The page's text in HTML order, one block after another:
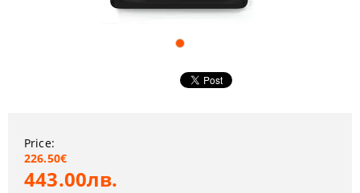
Price:
226.50€
443.00лв.